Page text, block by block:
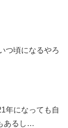
つ頃になるやろ
年になっても自
あるし…